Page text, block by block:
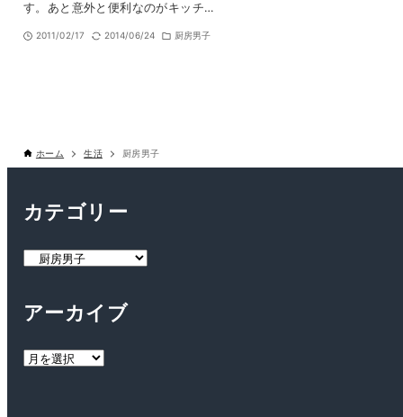
す。あと意外と便利なのがキッチ…
2011/02/17 2014/06/24 厨房男子
ホーム 生活 厨房男子
カテゴリー
カ
リ
アーカイブ
ア